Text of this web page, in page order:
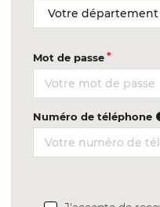
Mot de passe
Numéro de téléphone